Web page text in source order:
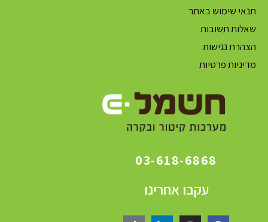
תנאי שימוש באתר
שאלות תשובות
הצהרת נגישות
מדיניות פרטיות
03-618-6868
עקבו אחרינו